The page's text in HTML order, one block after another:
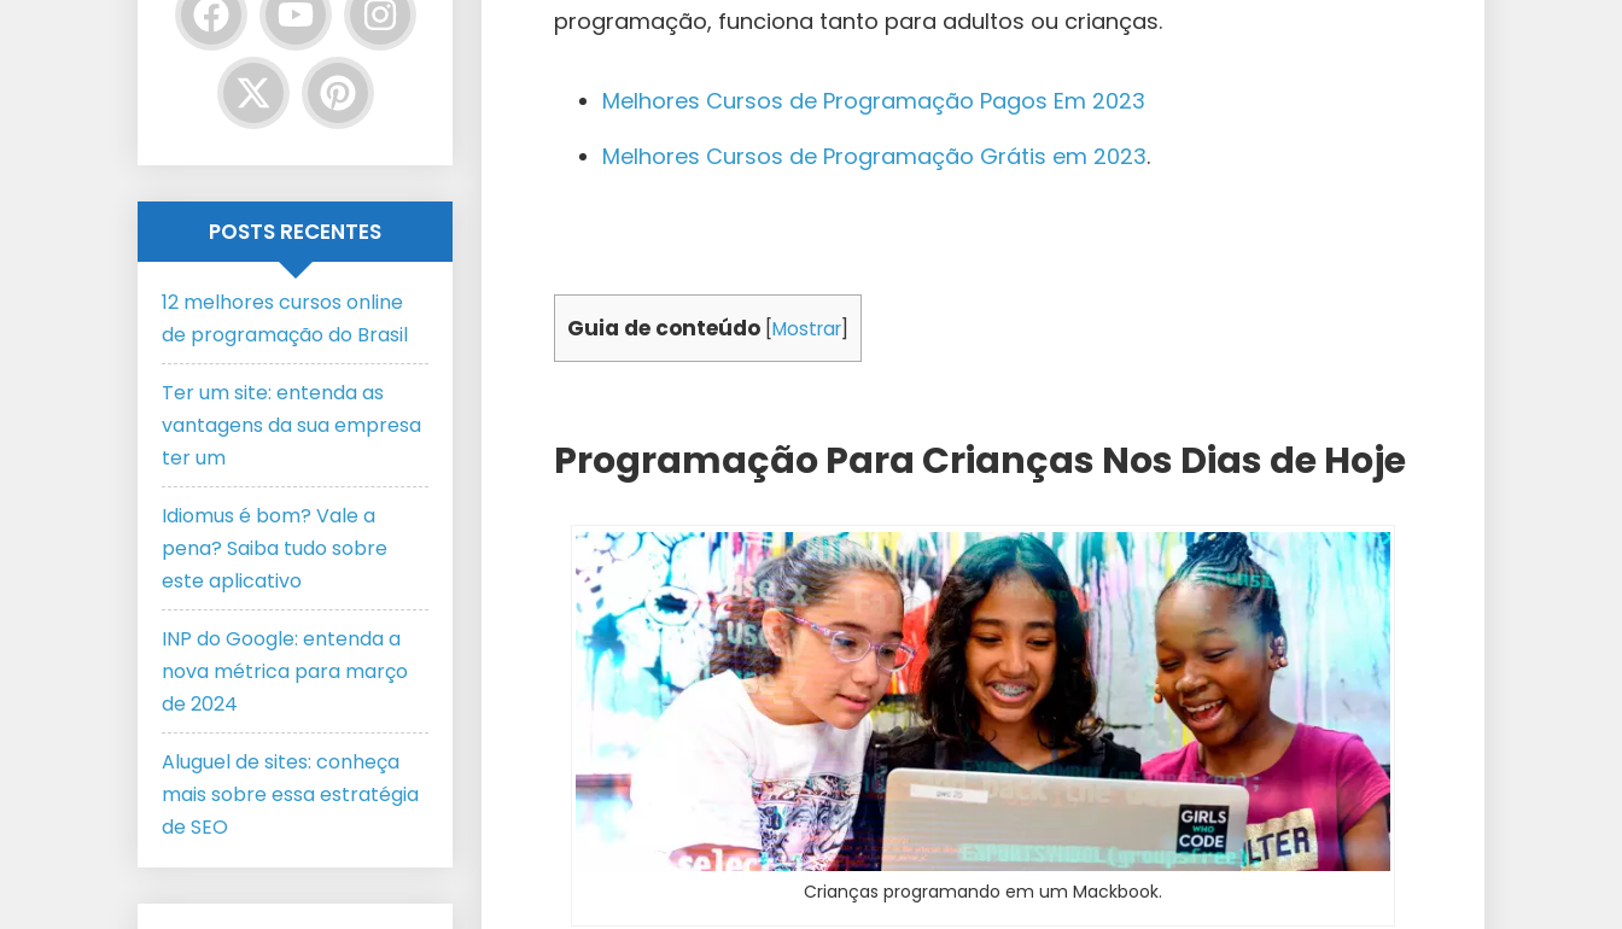
programação, funciona tanto para adultos ou crianças.
Melhores Cursos de Programação Pagos Em 2023
Melhores Cursos de Programação Grátis em 2023.
Guia de conteúdo Mostrar
Programação Para Crianças Nos Dias de Hoje
Crianças programando em um Mackbook.
POSTS RECENTES
12 melhores cursos online
de programação do Brasil
Ter um site: entenda as
vantagens da sua empresa
ter um
Idiomus é bom? Vale a
pena? Saiba tudo sobre
este aplicativo
INP do Google: entenda a
nova métrica para março
de 2024
Aluguel de sites: conheça
mais sobre essa estratégia
de SEO